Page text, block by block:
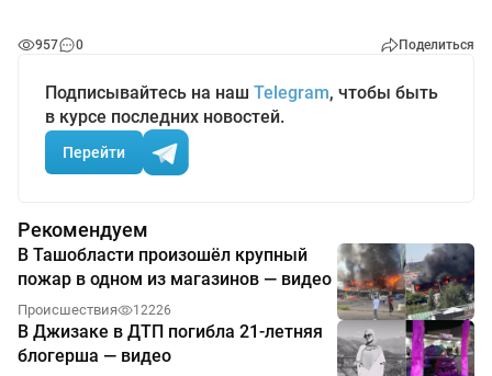
957 0 Поделиться
Подписывайтесь на наш Telegram, чтобы быть
в курсе последних новостей.
Перейти
Рекомендуем
В Ташобласти произошёл крупный
пожар в одном из магазинов — видео
Происшествия 12226
В Джизаке в ДТП погибла 21-летняя
блогерша — видео